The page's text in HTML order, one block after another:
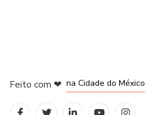
Feito com ❤ na Cidade do México